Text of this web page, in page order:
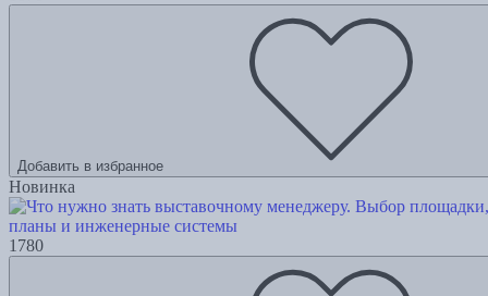
Добавить в избранное
Новинка
планы и инженерные системы
1780